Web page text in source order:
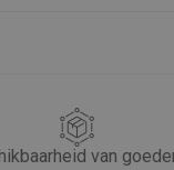
van